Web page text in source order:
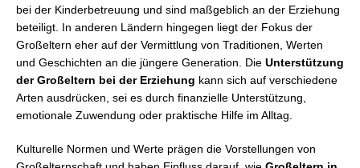
bei der Kinderbetreuung und sind maßgeblich an der Erziehung
beteiligt. In anderen Ländern hingegen liegt der Fokus der
Großeltern eher auf der Vermittlung von Traditionen, Werten
und Geschichten an die jüngere Generation. Die Unterstützung
der Großeltern bei der Erziehung kann sich auf verschiedene
Arten ausdrücken, sei es durch finanzielle Unterstützung,
emotionale Zuwendung oder praktische Hilfe im Alltag.
Kulturelle Normen und Werte prägen die Vorstellungen von